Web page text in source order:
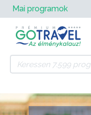
Mai programok